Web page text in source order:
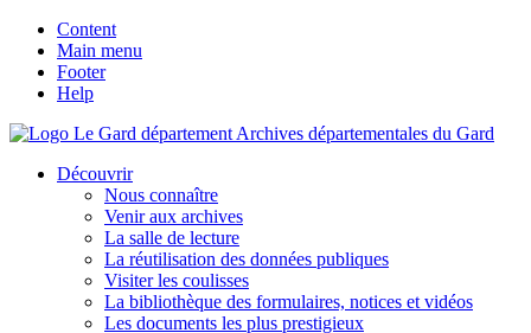
Content
Main menu
Footer
Help
Archives départementales du Gard
Découvrir
Nous connaître
Venir aux archives
La salle de lecture
La réutilisation des données publiques
Visiter les coulisses
La bibliothèque des formulaires, notices et vidéos
Les documents les plus prestigieux